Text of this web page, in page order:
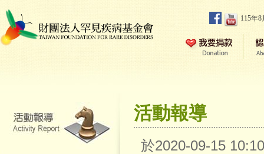
115年
活動報導
於2020-09-15